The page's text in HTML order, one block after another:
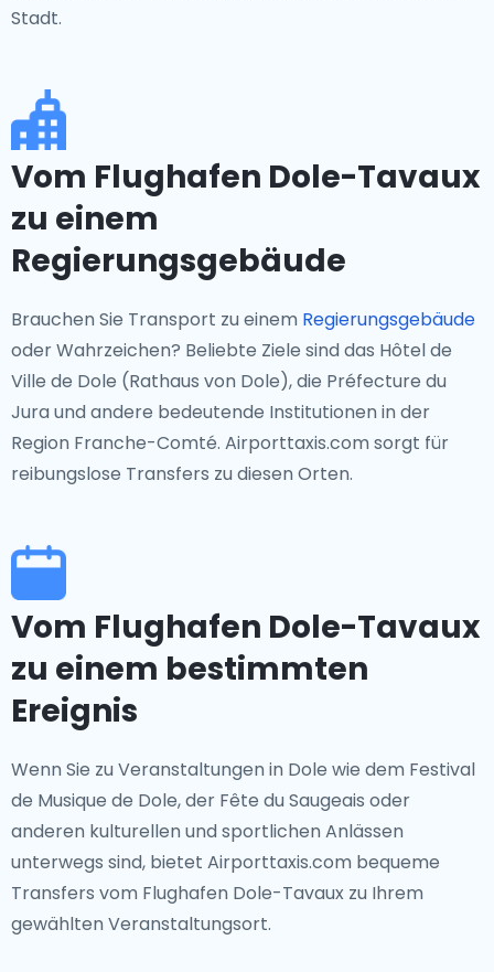
Stadt.
Vom Flughafen Dole-Tavaux
zu einem
Regierungsgebäude
Brauchen Sie Transport zu einem Regierungsgebäude
oder Wahrzeichen? Beliebte Ziele sind das Hôtel de
Ville de Dole (Rathaus von Dole), die Préfecture du
Jura und andere bedeutende Institutionen in der
Region Franche-Comté. Airporttaxis.com sorgt für
reibungslose Transfers zu diesen Orten.
Vom Flughafen Dole-Tavaux
zu einem bestimmten
Ereignis
Wenn Sie zu Veranstaltungen in Dole wie dem Festival
de Musique de Dole, der Fête du Saugeais oder
anderen kulturellen und sportlichen Anlässen
unterwegs sind, bietet Airporttaxis.com bequeme
Transfers vom Flughafen Dole-Tavaux zu Ihrem
gewählten Veranstaltungsort.